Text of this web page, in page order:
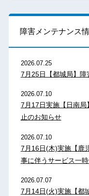
障害メンテナンス
2026.07.25
7月25日【都城局】障
2026.07.10
7月17日実施【日南
止のお知らせ
2026.07.10
7月16日(木)実施【鹿
事に伴うサービス一
2026.07.07
7月14日(火)実施【都